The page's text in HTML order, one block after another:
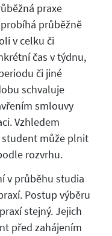
praxe
průběžně
v celku či
čas v týdnu,
či jiné
schvaluje
smlouvy
Vzhledem
může plnit
rozvrhu.
v průběhu studia
Postup výběru
stejný. Jejich
před zahájením